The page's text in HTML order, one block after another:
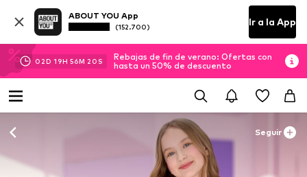
ABOUT YOU App
(152.700) Ir a la App
02D 19H 56M 19 S
Rebajas de fin de verano: Ofertas con
hasta un 50% de descuento
Seguir